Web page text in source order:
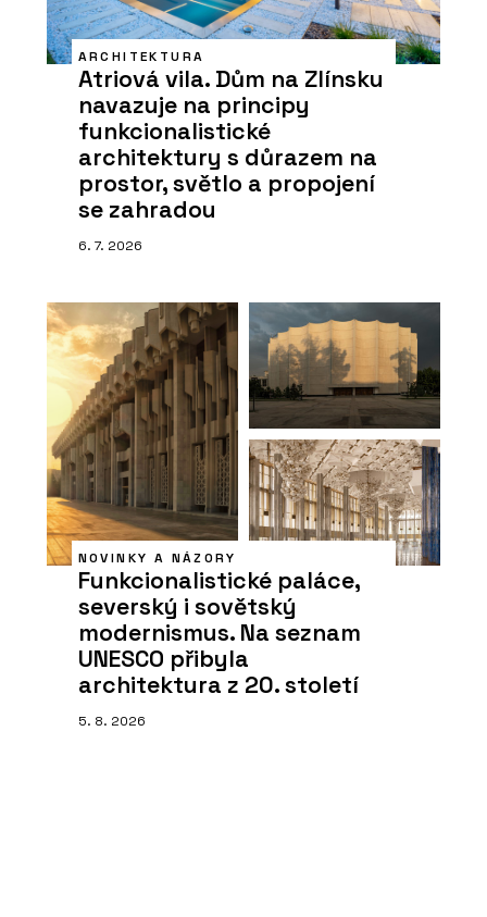
ARCHITEKTURA
Atriová vila. Dům na Zlínsku
navazuje na principy
funkcionalistické
architektury s důrazem na
prostor, světlo a propojení
se zahradou
6. 7. 2026
NOVINKY A NÁZORY
Funkcionalistické paláce,
severský i sovětský
modernismus. Na seznam
UNESCO přibyla
architektura z 20. století
5. 8. 2026